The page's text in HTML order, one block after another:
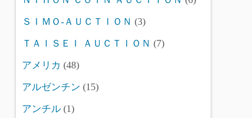
ＳＩＭＯ-ＡＵＣＴＩＯＮ (3)
ＴＡＩＳＥＩ ＡＵＣＴＩＯＮ (7)
アメリカ (48)
アルゼンチン (15)
アンチル (1)